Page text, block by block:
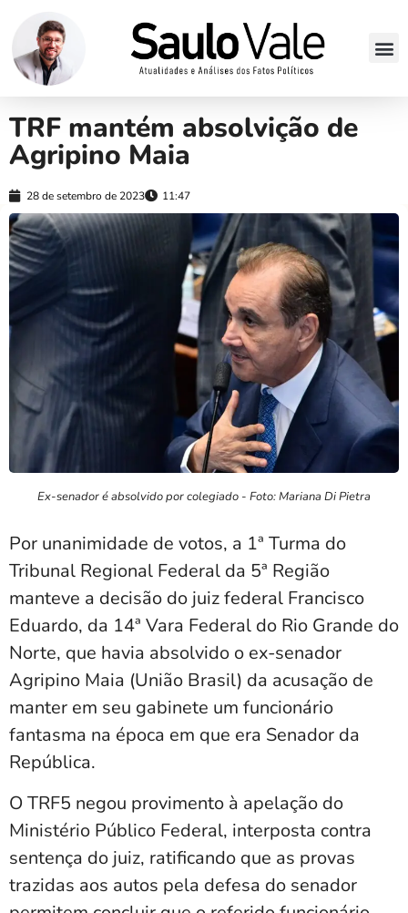
TRF mantém absolvição de
Agripino Maia
28 de setembro de 2023 11:47
Ex-senador é absolvido por colegiado - Foto: Mariana Di Pietra
Por unanimidade de votos, a 1ª Turma do
Tribunal Regional Federal da 5ª Região
manteve a decisão do juiz federal Francisco
Eduardo, da 14ª Vara Federal do Rio Grande do
Norte, que havia absolvido o ex-senador
Agripino Maia (União Brasil) da acusação de
manter em seu gabinete um funcionário
fantasma na época em que era Senador da
República.
O TRF5 negou provimento à apelação do
Ministério Público Federal, interposta contra
sentença do juiz, ratificando que as provas
trazidas aos autos pela defesa do senador